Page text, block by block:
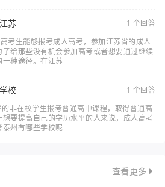
苏
1 个回答
考生能够报考成人高考，参加江苏省的成人
给那些没有机会参加高考或者想要通过继续
种途径。在江苏
校
1 个回答
非在校学生报考普通高中课程，取得普通高
要提高自己的学历水平的人来说，成人高考
州有哪些学校呢
查看更多